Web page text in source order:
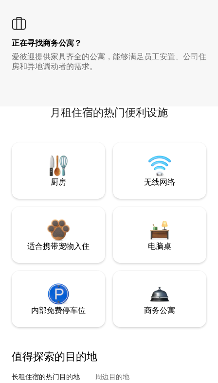
正在寻找商务公寓？
爱彼迎提供家具齐全的公寓，能够满足员工安置、公司住
房和异地调动者的需求。
月租住宿的热门便利设施
厨房 无线网络
适合携带宠物入住 电脑桌
内部免费停车位 商务公寓
值得探索的目的地
长租住宿的热门目的地 周边目的地